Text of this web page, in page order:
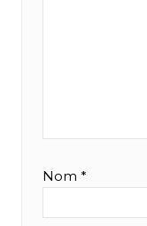
Nom *